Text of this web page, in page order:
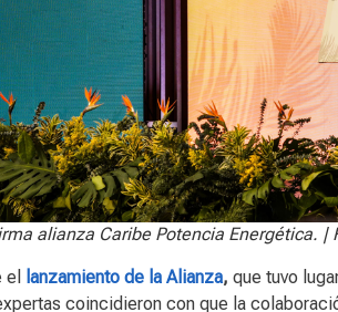
alianza Caribe Potencia Energética. |
el lanzamiento de la Alianza, que tuvo
coincidieron con que la